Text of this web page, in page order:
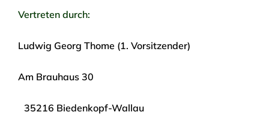
Vertreten durch:
Ludwig Georg Thome (1. Vorsitzender)
Am Brauhaus 30
35216 Biedenkopf-Wallau